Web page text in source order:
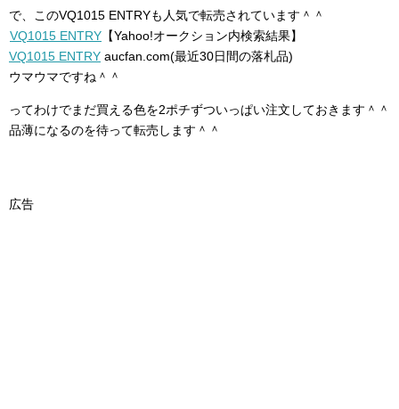
で、このVQ1015 ENTRYも人気で転売されています＾＾
VQ1015 ENTRY 【Yahoo!オークション内検索結果】
VQ1015 ENTRY aucfan.com(最近30日間の落札品)
ウマウマですね＾＾
ってわけでまだ買える色を2ポチずついっぱい注文しておきます＾＾
品薄になるのを待って転売します＾＾
広告